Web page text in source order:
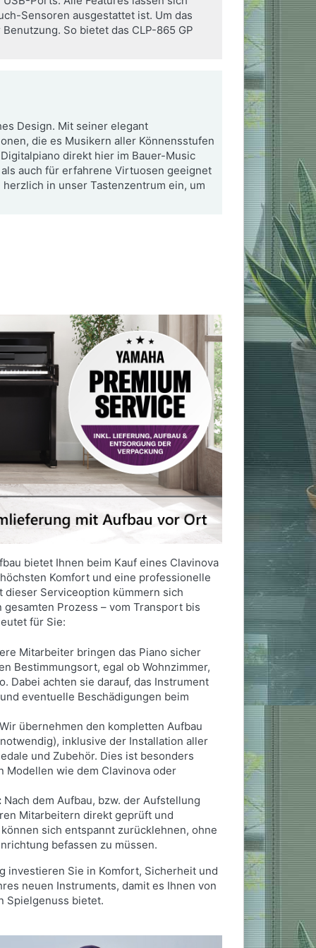
Sensoren ausgestattet ist. Um das
So bietet das CLP-865 GP
Design. Mit seiner elegant
die es Musikern aller Könnensstufen
direkt hier im Bauer-Music
auch für erfahrene Virtuosen geeignet
in unser Tastenzentrum ein, um
bietet Ihnen beim Kauf eines Clavinova
Komfort und eine professionelle
dieser Serviceoption kümmern sich
Prozess – vom Transport bis
für Sie:
Mitarbeiter bringen das Piano sicher
Bestimmungsort, egal ob Wohnzimmer,
Dabei achten sie darauf, das Instrument
eventuelle Beschädigungen beim
übernehmen den kompletten Aufbau
inklusive der Installation aller
und Zubehör. Dies ist besonders
wie dem Clavinova oder
Nach dem Aufbau, bzw. der Aufstellung
Mitarbeitern direkt geprüft und
sich entspannt zurücklehnen, ohne
befassen zu müssen.
investieren Sie in Komfort, Sicherheit und
neuen Instruments, damit es Ihnen von
Spielgenuss bietet.